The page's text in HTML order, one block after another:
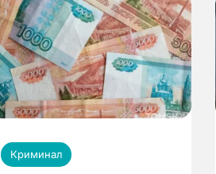
Криминал